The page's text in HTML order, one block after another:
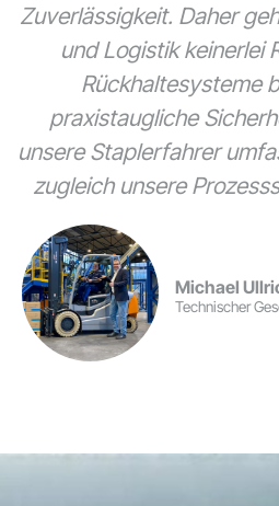
Zuverlässigkeit. Daher
und Logistik keinerlei
Rückhaltesysteme
praxistaugliche
unsere Staplerfahrer
zugleich unsere
Michael
Technischer